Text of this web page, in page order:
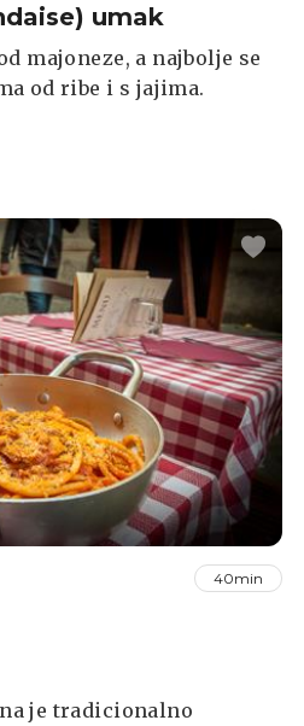
umak
majoneze, a najbolje se
od ribe i s jajima.
40min
je tradicionalno